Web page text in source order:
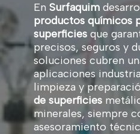
En Surfaquim
productos químicos
superficies que
precisos, seguros y
soluciones cubren
aplicaciones
limpieza y
de superficies
minerales, siempre
asesoramiento